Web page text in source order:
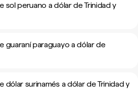
sol peruano a dólar de Trinidad y
guaraní paraguayo a dólar de
dólar surinamés a dólar de Trinidad y